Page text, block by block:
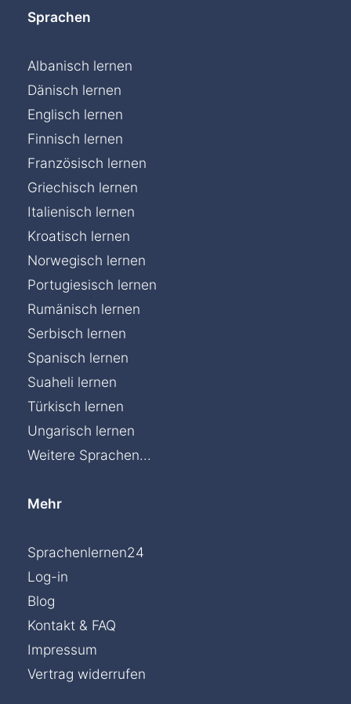
Sprachen
Albanisch lernen
Dänisch lernen
Englisch lernen
Finnisch lernen
Französisch lernen
Griechisch lernen
Italienisch lernen
Kroatisch lernen
Norwegisch lernen
Portugiesisch lernen
Rumänisch lernen
Serbisch lernen
Spanisch lernen
Suaheli lernen
Türkisch lernen
Ungarisch lernen
Weitere Sprachen...
Mehr
Sprachenlernen24
Log-in
Blog
Kontakt & FAQ
Impressum
Vertrag widerrufen